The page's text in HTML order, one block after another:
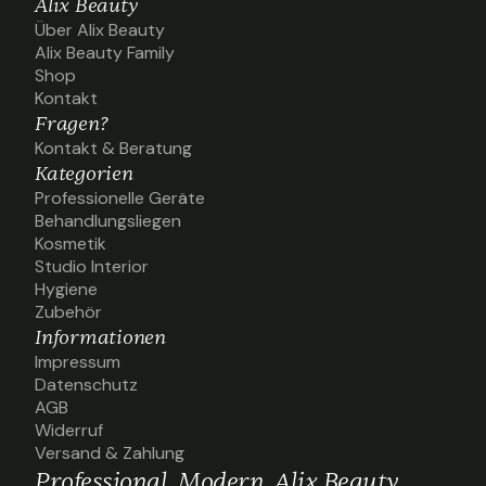
Alix Beauty
Über Alix Beauty
Über Alix Beauty
Alix Beauty Family
Alix Beauty Family
Shop
Shop
Kontakt
Kontakt
Fragen?
Kontakt & Beratung
Kontakt & Beratung
Kategorien
Professionelle Geräte
Professionelle Geräte
Behandlungsliegen
Behandlungsliegen
Kosmetik
Kosmetik
Studio Interior
Studio Interior
Hygiene
Hygiene
Zubehör
Zubehör
Informationen
Impressum
Impressum
Datenschutz
Datenschutz
AGB
AGB
Widerruf
Widerruf
Versand & Zahlung
Versand & Zahlung